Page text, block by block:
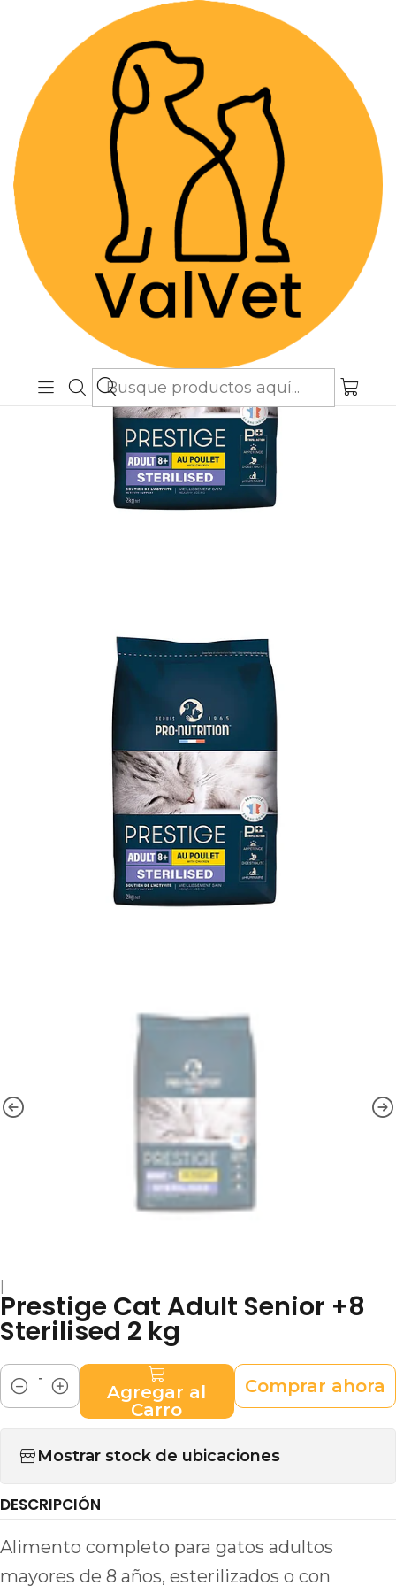
Despacho GRATIS por compras sobre
$89.990(Válido desde Coquimbo hasta Los
Lagos)
Alimentos y Snacks
Alimentos Super premium
Prestige Cat Adult Senior +8 Sterilised 2 kg
Prestige Cat Adult Senior +8
Sterilised 2 kg
Cantidad
Agregar al
Carro
Comprar ahora
Mostrar stock de ubicaciones
DESCRIPCIÓN
Alimento completo para gatos adultos
mayores de 8 años, esterilizados o con